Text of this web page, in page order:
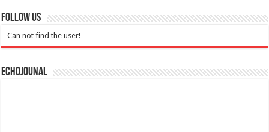
Follow Us
Can not find the user!
Echojounal